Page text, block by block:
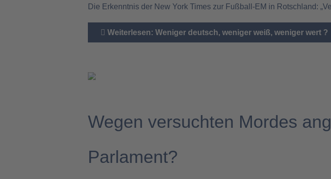
Die Erkenntnis der New York Times zur Fußball-EM in Rotschland:
Weiterlesen: Weniger deutsch, weniger weiß, weniger wert ?
Wegen versuchten Mordes
Parlament?